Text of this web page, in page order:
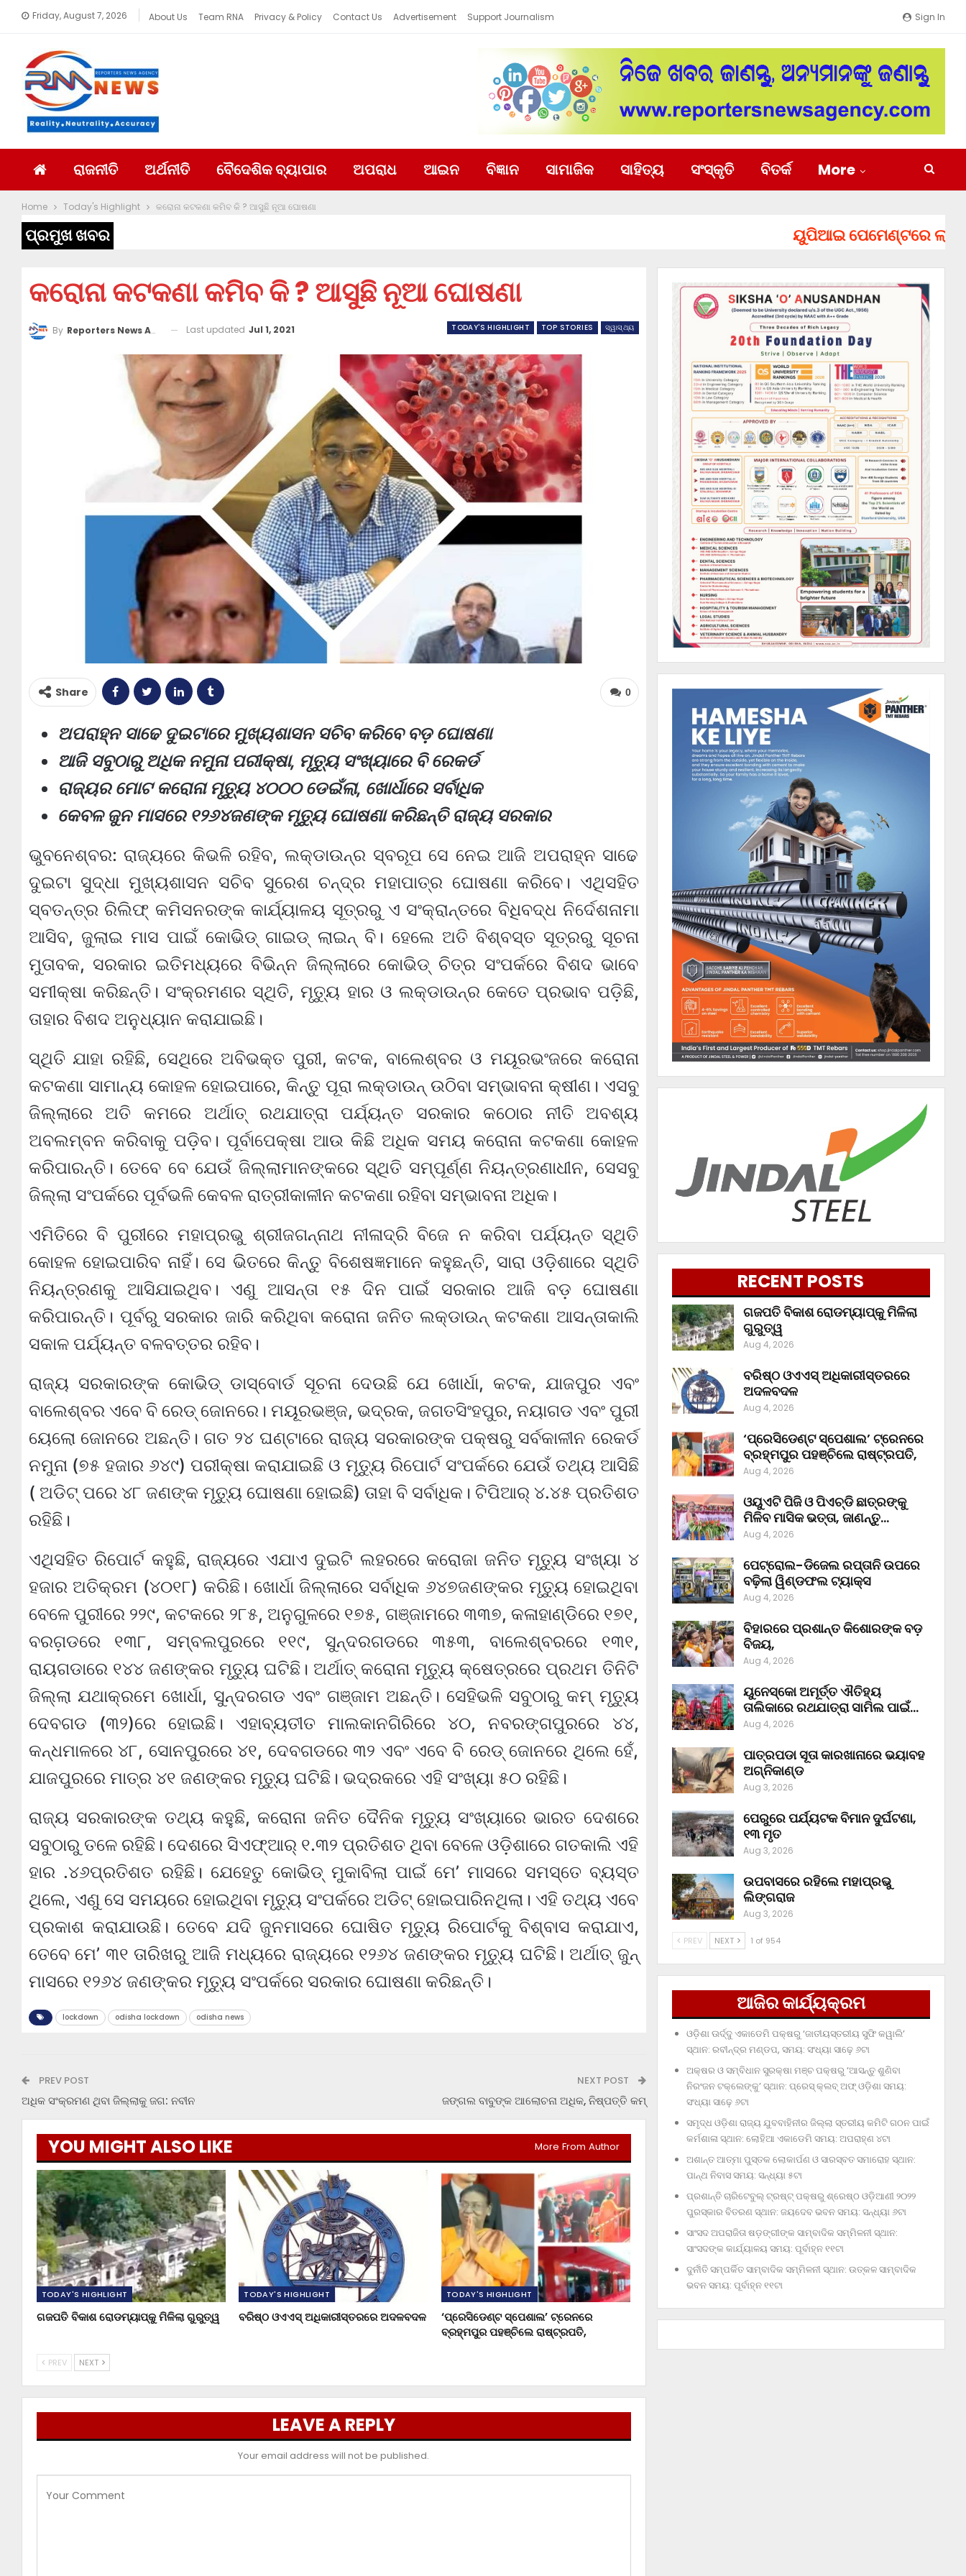
Sign In
Friday, August 7, 2026 About Us Team RNA Privacy & Policy Contact Us Advertisement Support Journalism
ରାଜନୀତି ଅର୍ଥନୀତି ବୈଦେଶିକ ବ୍ୟାପାର ଅପରାଧ ଆଇନ ବିଜ୍ଞାନ ସାମାଜିକ ସାହିତ୍ୟ ସଂସ୍କୃତି ବିତର୍କ More
Home Today's Highlight କରୋନା କଟକଣା କମିବ କି ? ଆସୁଛି ନୂଆ ଘୋଷଣା
ପ୍ରମୁଖ ଖବର ୟୁପିଆଇ ପେମେଣ୍ଟରେ ଲାଗିପାରେ
କରୋନା କଟକଣା କମିବ କି ? ଆସୁଛି ନୂଆ ଘୋଷଣା
TODAY'S HIGHLIGHT TOP STORIES ସ୍ୱାସ୍ଥ୍ୟ
By Reporters News Agency Last updated Jul 1, 2021
0
Share
ଅପରାହ୍ନ ସାଢେ ଦୁଇଟାରେ ମୁଖ୍ୟଶାସନ ସଚିବ କରିବେ ବଡ଼ ଘୋଷଣା
ଆଜି ସବୁଠାରୁ ଅଧିକ ନମୁନା ପରୀକ୍ଷା, ମୃତ୍ୟୁ ସଂଖ୍ୟାରେ ବି ରେକର୍ଡ
ରାଜ୍ୟର ମୋଟ କରୋନା ମୃତ୍ୟୁ ୪୦୦୦ ଡେଇଁଲା, ଖୋର୍ଧାରେ ସର୍ବାଧିକ
କେବଳ ଜୁନ ମାସରେ ୧୨୬୪ଜଣଙ୍କ ମୃତ୍ୟୁ ଘୋଷଣା କରିଛନ୍ତି ରାଜ୍ୟ ସରକାର
ଭୁବନେଶ୍ବର: ରାଜ୍ୟରେ କିଭଳି ରହିବ, ଲକ୍‌ଡାଉନ୍‌ର ସ୍ବରୂପ ସେ ନେଇ ଆଜି ଅପରାହ୍ନ ସାଢେ
ଦୁଇଟା ସୁଦ୍ଧା ମୁଖ୍ୟଶାସନ ସଚିବ ସୁରେଶ ଚନ୍ଦ୍ର ମହାପାତ୍ର ଘୋଷଣା କରିବେ। ଏଥିସହିତ
ସ୍ବତନ୍ତ୍ର ରିଲିଫ୍ କମିସନରଙ୍କ କାର୍ଯ୍ୟାଳୟ ସୂତ୍ରରୁ ଏ ସଂକ୍ରାନ୍ତରେ ବିଧିବଦ୍ଧ ନିର୍ଦେଶନାମା
ଆସିବ, ଜୁଲାଇ ମାସ ପାଇଁ କୋଭିଡ୍‌ ଗାଇଡ୍‌ ଲାଇନ୍‌ ବି। ହେଲେ ଅତି ବିଶ୍ବସ୍ତ ସୂତ୍ରରୁ ସୂଚନା
ମୁତାବକ, ସରକାର ଇତିମଧ୍ୟରେ ବିଭିନ୍ନ ଜିଲ୍ଲାରେ କୋଭିଡ୍‌ ଚିତ୍ର ସଂପର୍କରେ ବିଶଦ ଭାବେ
ସମୀକ୍ଷା କରିଛନ୍ତି। ସଂକ୍ରମଣର ସ୍ଥିତି, ମୃତ୍ୟୁ ହାର ଓ ଲକ୍‌ଡାଉନ୍‌ର କେତେ ପ୍ରଭାବ ପଡ଼ିଛି,
ତାହାର ବିଶଦ ଅନୁଧ୍ୟାନ କରାଯାଇଛି।
ସ୍ଥିତି ଯାହା ରହିଛି, ସେଥିରେ ଅବିଭକ୍ତ ପୁରୀ, କଟକ, ବାଲେଶ୍ବର ଓ ମୟୂରଭଂଜରେ କରୋନା
କଟକଣା ସାମାନ୍ୟ କୋହଳ ହୋଇପାରେ, କିନ୍ତୁ ପୂରା ଲକ୍‌ଡାଉନ୍ ଉଠିବା ସମ୍ଭାବନା କ୍ଷୀଣ। ଏସବୁ
ଜିଲ୍ଲାରେ ଅତି କମରେ ଅର୍ଥାତ୍ ରଥଯାତ୍ରା ପର୍ଯ୍ୟନ୍ତ ସରକାର କଠୋର ନୀତି ଅବଶ୍ୟ
ଅବଲମ୍ବନ କରିବାକୁ ପଡ଼ିବ। ପୂର୍ବାପେକ୍ଷା ଆଉ କିଛି ଅଧିକ ସମୟ କରୋନା କଟକଣା କୋହଳ
କରିପାରନ୍ତି। ତେବେ ବେ ଯେଉଁ ଜିଲ୍ଲାମାନଙ୍କରେ ସ୍ଥିତି ସମ୍ପୂର୍ଣ୍ଣ ନିୟନ୍ତ୍ରଣାଧୀନ, ସେସବୁ
ଜିଲ୍ଲା ସଂପର୍କରେ ପୂର୍ବଭଳି କେବଳ ରାତ୍ରୀକାଳୀନ କଟକଣା ରହିବା ସମ୍ଭାବନା ଅଧିକ।
ଏମିତିରେ ବି ପୁରୀରେ ମହାପ୍ରଭୁ ଶ୍ରୀଜଗନ୍ନାଥ ନୀଳାଦ୍ରି ବିଜେ ନ କରିବା ପର୍ଯ୍ୟନ୍ତ ସ୍ଥିତି
କୋହଳ ହୋଇପାରିବ ନାହିଁ। ସେ ଭିତରେ କିନ୍ତୁ ବିଶେଷଜ୍ଞମାନେ କହୁଛନ୍ତି, ସାରା ଓଡ଼ିଶାରେ ସ୍ଥିତି
ନିୟନ୍ତ୍ରଣକୁ ଆସିଯାଇଥିବ। ଏଣୁ ଆସନ୍ତା ୧୫ ଦିନ ପାଇଁ ସରକାର ଆଜି ବଡ଼ ଘୋଷଣା
କରିପାରନ୍ତି। ପୂର୍ବରୁ ସରକାର ଜାରି କରିଥିବା କରୋନା ଜନିତ ଲକ୍‌ଡାଉନ୍ କଟକଣା ଆସନ୍ତାକାଲି
ସକାଳ ପର୍ଯ୍ୟନ୍ତ ବଳବତ୍ତର ରହିବ।
ରାଜ୍ୟ ସରକାରଙ୍କ କୋଭିଡ୍ ଡାସ୍‌ବୋର୍ଡ ସୂଚନା ଦେଉଛି ଯେ ଖୋର୍ଧା, କଟକ, ଯାଜପୁର ଏବଂ
ବାଲେଶ୍ବର ଏବେ ବି ରେଡ୍‌ ଜୋନରେ। ମୟୂରଭଞ୍ଜ, ଭଦ୍ରକ, ଜଗତସିଂହପୁର, ନୟାଗଡ ଏବଂ ପୁରୀ
ୟେଲୋ ଜୋନରେ ଅଛନ୍ତି। ଗତ ୨୪ ଘଣ୍ଟାରେ ରାଜ୍ୟ ସରକାରଙ୍କ ପକ୍ଷରୁ ସର୍ବକାଳୀନ ରେକର୍ଡ
ନମୁନା (୭୫ ହଜାର ୬୪୯) ପରୀକ୍ଷା କରାଯାଇଛି ଓ ମୃତ୍ୟୁ ରିପୋର୍ଟ ସଂପର୍କରେ ଯେଉଁ ତଥ୍ୟ ଆସିଛି
( ଅଡିଟ୍ ପରେ ୪୮ ଜଣଙ୍କ ମୃତ୍ୟୁ ଘୋଷଣା ହୋଇଛି) ତାହା ବି ସର୍ବାଧିକ। ଟିପିଆର୍ ୪.୪୫ ପ୍ରତିଶତ
ରହିଛି।
ଏଥିସହିତ ରିପୋର୍ଟ କହୁଛି, ରାଜ୍ୟରେ ଏଯାଏ ଦୁଇଟି ଲହରରେ କରୋଜା ଜନିତ ମୃତ୍ୟୁ ସଂଖ୍ୟା ୪
ହଜାର ଅତିକ୍ରମ (୪୦୧୮) କରିଛି। ଖୋର୍ଧା ଜିଲ୍ଲାରେ ସର୍ବାଧିକ ୬୪୭ଜଣଙ୍କର ମୃତ୍ୟୁ ହୋଇଥିବା
ବେଳେ ପୁରୀରେ ୨୨୯, କଟକରେ ୨୮୫, ଅନୁଗୁଳରେ ୧୭୫, ଗଞ୍ଜାମରେ ୩୩୭, କଳାହାଣ୍ଡିରେ ୧୭୧,
ବରଗ଼ଡରେ ୧୩୮, ସମ୍ବଲପୁରରେ ୧୧୯, ସୁନ୍ଦରଗଡରେ ୩୫୩, ବାଲେଶ୍ବରରେ ୧୩୧,
ରାୟଗଡାରେ ୧୪୪ ଜଣଙ୍କର ମୃତ୍ୟୁ ଘଟିଛି। ଅର୍ଥାତ୍ କରୋନା ମୃତ୍ୟୁ କ୍ଷେତ୍ରରେ ପ୍ରଥମ ତିନିଟି
ଜିଲ୍ଲା ଯଥାକ୍ରମେ ଖୋର୍ଧା, ସୁନ୍ଦରଗଡ ଏବଂ ଗଞ୍ଜାମ ଅଛନ୍ତି। ସେହିଭଳି ସବୁଠାରୁ କମ୍ ମୃତ୍ୟୁ
ଦେବଗଡ (୩୨)ରେ ହୋଇଛି। ଏହାବ୍ୟତୀତ ମାଲକାନଗିରିରେ ୪୦, ନବରଙ୍ଗପୁରରେ ୪୪,
କନ୍ଧମାଳରେ ୪୮, ସୋନପୁରରେ ୪୧, ଦେବଗଡରେ ୩୨ ଏବଂ ଏବେ ବି ରେଡ୍ ଜୋନରେ ଥିଲେ ହେଁ,
ଯାଜପୁରରେ ମାତ୍ର ୪୧ ଜଣଙ୍କର ମୃତ୍ୟୁ ଘଟିଛି। ଭଦ୍ରକରେ ଏହି ସଂଖ୍ୟା ୫୦ ରହିଛି।
ରାଜ୍ୟ ସରକାରଙ୍କ ତଥ୍ୟ କହୁଛି, କରୋନା ଜନିତ ଦୈନିକ ମୃତ୍ୟୁ ସଂଖ୍ୟାରେ ଭାରତ ଦେଶରେ
ସବୁଠାରୁ ତଳେ ରହିଛି। ଦେଶରେ ସିଏଫ୍ଆର୍‌ ୧.୩୨ ପ୍ରତିଶତ ଥିବା ବେଳେ ଓଡ଼ିଶାରେ ଗତକାଲି ଏହି
ହାର .୪୬ପ୍ରତିଶତ ରହିଛି। ଯେହେତୁ କୋଭିଡ୍ ମୁକାବିଲା ପାଇଁ ମେ’ ମାସରେ ସମସ୍ତେ ବ୍ୟସ୍ତ
ଥିଲେ, ଏଣୁ ସେ ସମୟରେ ହୋଇଥିବା ମୃତ୍ୟୁ ସଂପର୍କରେ ଅଡିଟ୍ ହୋଇପାରିନଥିଲା। ଏହି ତଥ୍ୟ ଏବେ
ପ୍ରକାଶ କରାଯାଉଛି। ତେବେ ଯଦି ଜୁନମାସରେ ଘୋଷିତ ମୃତ୍ୟୁ ରିପୋର୍ଟକୁ ବିଶ୍ବାସ କରାଯାଏ,
ତେବେ ମେ’ ୩୧ ତାରିଖରୁ ଆଜି ମଧ୍ୟରେ ରାଜ୍ୟରେ ୧୨୬୪ ଜଣଙ୍କର ମୃତ୍ୟୁ ଘଟିଛି। ଅର୍ଥାତ୍ ଜୁନ୍
ମାସରେ ୧୨୬୪ ଜଣଙ୍କର ମୃତ୍ୟୁ ସଂପର୍କରେ ସରକାର ଘୋଷଣା କରିଛନ୍ତି।
lockdown odisha lockdown odisha news
PREV POST
ଅଧିକ ସଂକ୍ରମଣ ଥିବା ଜିଲ୍ଲାକୁ ଜଗ: ନବୀନ
NEXT POST
ଜଙ୍ଗଲ ବାବୁଙ୍କ ଆଲୋଚନା ଅଧିକ, ନିଷ୍ପତ୍ତି କମ୍
YOU MIGHT ALSO LIKE More From Author
TODAY'S HIGHLIGHT
ଗଜପତି ବିକାଶ ରୋଡମ୍ୟାପ୍‌କୁ ମିଳିଲା ଗୁରୁତ୍ୱ
TODAY'S HIGHLIGHT
ବରିଷ୍ଠ ଓଏଏସ୍‌ ଅଧିକାରୀସ୍ତରରେ ଅଦଳବଦଳ
TODAY'S HIGHLIGHT
‘ପ୍ରେସିଡେଣ୍ଟ ସ୍ପେଶାଲ’ ଟ୍ରେନରେ
ବ୍ରହ୍ମପୁର ପହଞ୍ଚିଲେ ରାଷ୍ଟ୍ରପତି,
PREV NEXT
LEAVE A REPLY
Your email address will not be published.
RECENT POSTS
ଗଜପତି ବିକାଶ ରୋଡମ୍ୟାପ୍‌କୁ ମିଳିଲା
ଗୁରୁତ୍ୱ
Aug 4, 2026
ବରିଷ୍ଠ ଓଏଏସ୍‌ ଅଧିକାରୀସ୍ତରରେ
ଅଦଳବଦଳ
Aug 4, 2026
‘ପ୍ରେସିଡେଣ୍ଟ ସ୍ପେଶାଲ’ ଟ୍ରେନରେ
ବ୍ରହ୍ମପୁର ପହଞ୍ଚିଲେ ରାଷ୍ଟ୍ରପତି,
Aug 4, 2026
ଓୟୁଏଟି ପିଜି ଓ ପିଏଚ୍‌ଡି ଛାତ୍ରଙ୍କୁ
ମିଳିବ ମାସିକ ଭତ୍ତା, ଜାଣନ୍ତୁ…
Aug 4, 2026
ପେଟ୍ରୋଲ-ଡିଜେଲ ରପ୍ତାନି ଉପରେ
ବଢ଼ିଲା ୱିଣ୍ଡଫଲ ଟ୍ୟାକ୍ସ
Aug 4, 2026
ବିହାରରେ ପ୍ରଶାନ୍ତ କିଶୋରଙ୍କ ବଡ଼
ବିଜୟ,
Aug 4, 2026
ୟୁନେସ୍କୋ ଅମୂର୍ତ୍ତ ଐତିହ୍ୟ
ତାଲିକାରେ ରଥଯାତ୍ରା ସାମିଲ ପାଇଁ…
Aug 4, 2026
ପାତ୍ରପଡା ସୂତା କାରଖାନାରେ ଭୟାବହ
ଅଗ୍ନିକାଣ୍ଡ
Aug 3, 2026
ପେରୁରେ ପର୍ଯ୍ୟଟକ ବିମାନ ଦୁର୍ଘଟଣା,
୧୩ ମୃତ
Aug 3, 2026
ଉପବାସରେ ରହିଲେ ମହାପ୍ରଭୁ
ଲିଙ୍ଗରାଜ
Aug 3, 2026
PREV NEXT 1 of 954
ଆଜିର କାର୍ଯ୍ୟକ୍ରମ
ଓଡ଼ିଶା ଊର୍ଦ୍ଦୁ ଏକାଡେମି ପକ୍ଷରୁ ‘ଜାତୀୟସ୍ତରୀୟ ସୁଫି କୱାଲି’
ସ୍ଥାନ: ରବୀନ୍ଦ୍ର ମଣ୍ଡପ, ସମୟ: ସଂଧ୍ୟା ସାଢ଼େ ୬ଟା
ଅକ୍ଷର ଓ ସମ୍ବିଧାନ ସୁରକ୍ଷା ମଞ୍ଚ ପକ୍ଷରୁ ‘ଆସନ୍ତୁ ଶୁଣିବା
ନିରଂଜନ ଟକ୍‌ଲେଙ୍କୁ’ ସ୍ଥାନ: ପ୍ରେସ୍‌ କ୍ଲବ୍‌ ଅଫ୍‌ ଓଡ଼ିଶା ସମୟ:
ସଂଧ୍ୟା ସାଢ଼େ ୬ଟା
ସମୃଦ୍ଧ ଓଡ଼ିଶା ରାଜ୍ୟ ଯୁବବାହିନୀର ଜିଲ୍ଲା ସ୍ତରୀୟ କମିଟି ଗଠନ ପାଇଁ
କର୍ମଶାଳା ସ୍ଥାନ: ଲୋହିଆ ଏକାଡେମି ସମୟ: ଅପରାହ୍‌ଣ ୪ଟା
ଅଶାନ୍ତ ଆତ୍ମା ପୁସ୍ତକ ଲୋକାର୍ପଣ ଓ ସାରସ୍ବତ ସମାରୋହ ସ୍ଥାନ:
ପାନ୍ଥ ନିବାସ ସମୟ: ସନ୍ଧ୍ୟା ୫ଟା
ପ୍ରଶାନ୍ତି ଚାରିଟେବୁଲ୍‌ ଟ୍ରଷ୍ଟ୍‌ ପକ୍ଷରୁ ଶ୍ରେଷ୍ଠ ଓଡ଼ିଆଣୀ ୨୦୨୨
ପୁରସ୍କାର ବିତରଣ ସ୍ଥାନ: ଜୟଦେବ ଭବନ ସମୟ: ସନ୍ଧ୍ୟା ୬ଟା
ସାଂସଦ ଅପରାଜିତା ଷଡ଼ଙ୍ଗୀଙ୍କ ସାମ୍ବାଦିକ ସମ୍ମିଳନୀ ସ୍ଥାନ:
ସାଂସଦଙ୍କ କାର୍ଯ୍ୟାଳୟ ସମୟ: ପୂର୍ବାହ୍ନ ୧୧ଟା
ଦୁର୍ନୀତି ସମ୍ପର୍କିତ ସାମ୍ବାଦିକ ସମ୍ମିଳନୀ ସ୍ଥାନ: ଉତ୍କଳ ସାମ୍ବାଦିକ
ଭବନ ସମୟ: ପୂର୍ବାହ୍ନ ୧୧ଟା